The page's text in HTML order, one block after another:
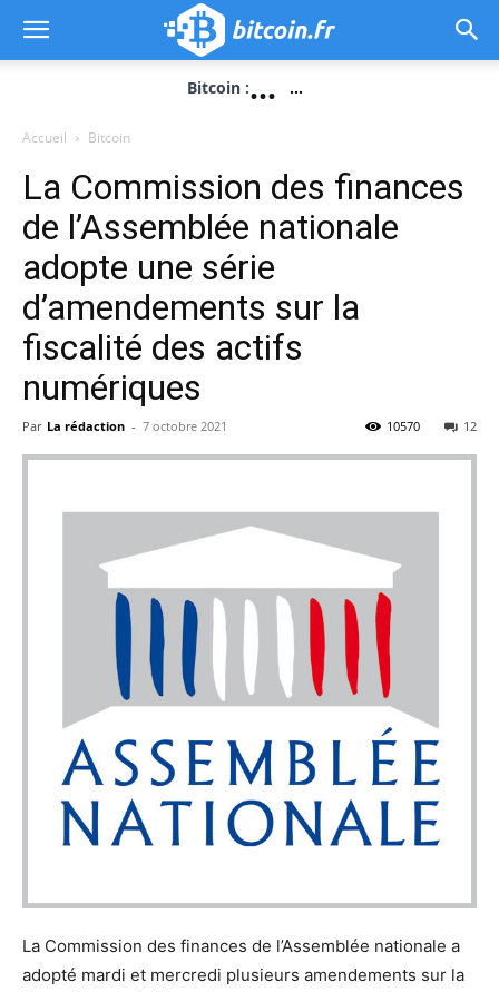
Bitcoin :... ...
Accueil Bitcoin
La Commission des finances
de l’Assemblée nationale
adopte une série
d’amendements sur la
fiscalité des actifs
numériques
Par La rédaction - 7 octobre 2021 12
10570
La Commission des finances de l’Assemblée nationale a
adopté mardi et mercredi plusieurs amendements sur la